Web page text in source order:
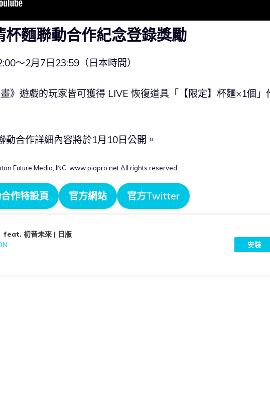
杯麵聯動合作紀念登錄獎勵
～2月7日23:59（日本時間）
》遊戲的玩家皆可獲得 LIVE 恢復道具「【限定】杯麵×1個」
合作詳細內容將於1月10日公開。
Future Media, INC. www.piapro.net All rights reserved.
作特設頁 官方網站 官方Twitter
feat. 初音未來 | 日版
安裝